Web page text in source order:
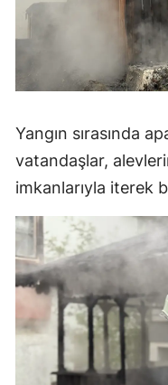
Yangın sırasında
vatandaşlar,
imkanlarıyla iterek